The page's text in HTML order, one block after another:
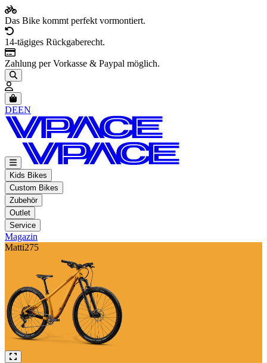
Das Bike kommt perfekt vormontiert.
14-tägiges Rückgaberecht.
Zahlung per Vorkasse & Paypal möglich.
Artikel im Warenkorb, Warenkorb anzeigen
DEEN
Kids Bikes
Custom Bikes
Zubehör
Outlet
Service
Magazin
Matti275